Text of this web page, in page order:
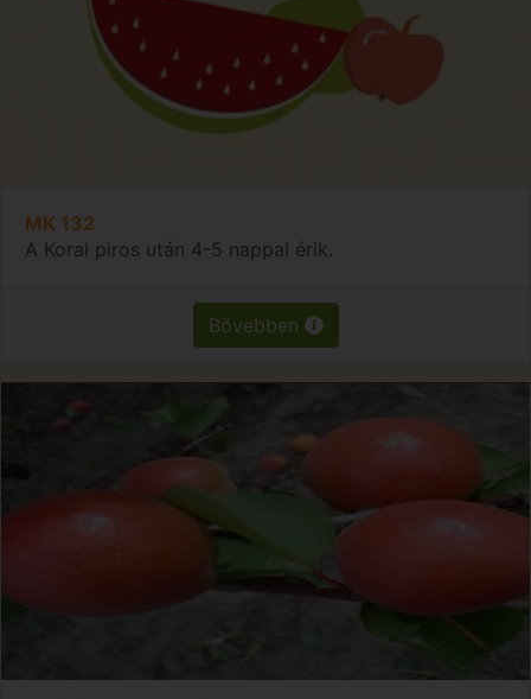
MK 132
A Korai piros után 4-5 nappal érik.
Bővebben